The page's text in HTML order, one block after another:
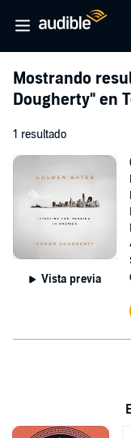
Mostrando
Dougherty" en
1 resultado
Vista previa